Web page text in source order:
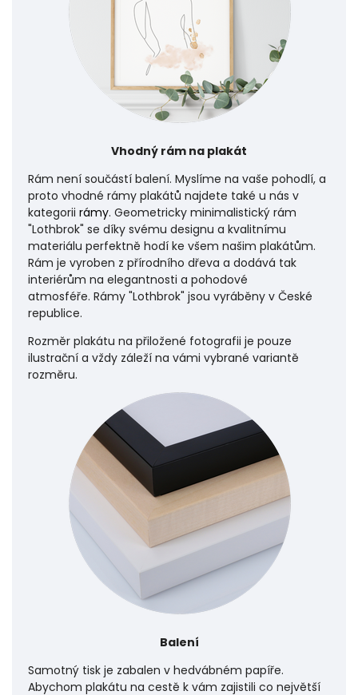
Vhodný rám na plakát
Rám není součástí balení. Myslíme na vaše pohodlí, a
proto vhodné rámy plakátů najdete také u nás v
kategorii rámy. Geometricky minimalistický rám
"Lothbrok" se díky svému designu a kvalitnímu
materiálu perfektně hodí ke všem našim plakátům.
Rám je vyroben z přírodního dřeva a dodává tak
interiérům na elegantnosti a pohodové
atmosféře. Rámy "Lothbrok" jsou vyráběny v České
republice.
Rozměr plakátu na přiložené fotografii je pouze
ilustrační a vždy záleží na vámi vybrané variantě
rozměru.
Balení
Samotný tisk je zabalen v hedvábném papíře.
Abychom plakátu na cestě k vám zajistili co největší